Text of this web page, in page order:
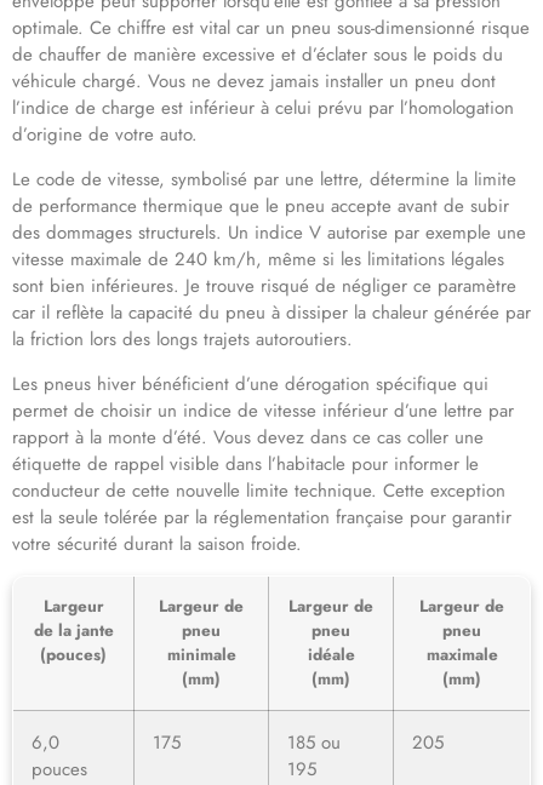
optimale. Ce chiffre est vital car un pneu sous-dimensionné risque
de chauffer de manière excessive et d’éclater sous le poids du
véhicule chargé. Vous ne devez jamais installer un pneu dont
l’indice de charge est inférieur à celui prévu par l’homologation
d’origine de votre auto.
Le code de vitesse, symbolisé par une lettre, détermine la limite
de performance thermique que le pneu accepte avant de subir
des dommages structurels. Un indice V autorise par exemple une
vitesse maximale de 240 km/h, même si les limitations légales
sont bien inférieures. Je trouve risqué de négliger ce paramètre
car il reflète la capacité du pneu à dissiper la chaleur générée par
la friction lors des longs trajets autoroutiers.
Les pneus hiver bénéficient d’une dérogation spécifique qui
permet de choisir un indice de vitesse inférieur d’une lettre par
rapport à la monte d’été. Vous devez dans ce cas coller une
étiquette de rappel visible dans l’habitacle pour informer le
conducteur de cette nouvelle limite technique. Cette exception
est la seule tolérée par la réglementation française pour garantir
votre sécurité durant la saison froide.
Largeur
de la jante
(pouces)
Largeur de
pneu
minimale
(mm)
Largeur de
pneu
idéale
(mm)
Largeur de
pneu
maximale
(mm)
6,0
pouces
175
185 ou
195
205